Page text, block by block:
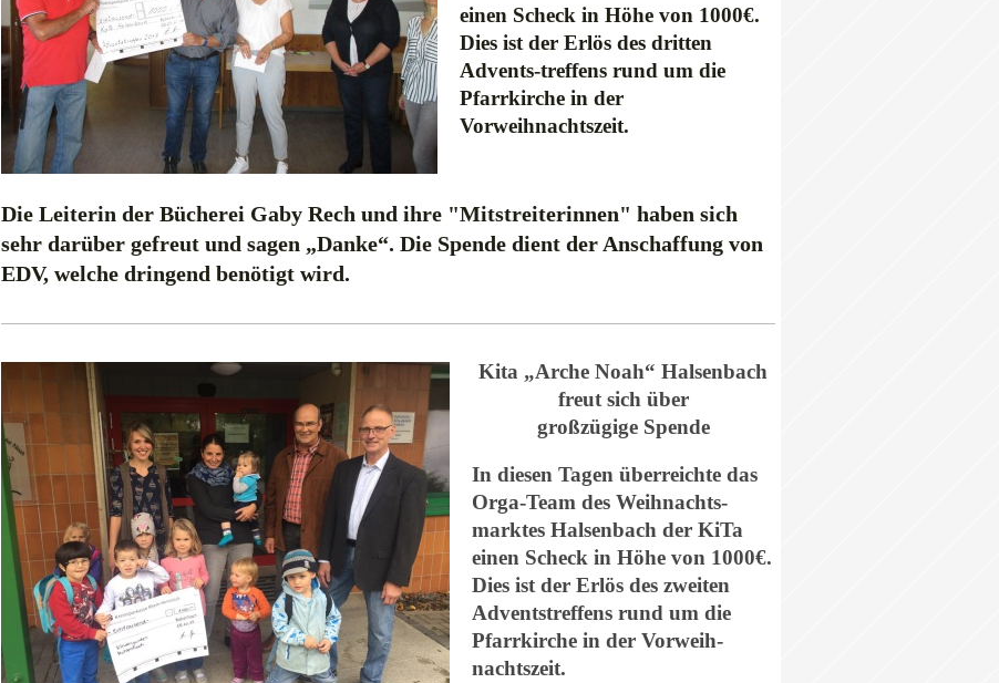
einen Scheck in Höhe von 1000€.
Dies ist der Erlös des dritten
Advents-treffens rund um die
Pfarrkirche in der
Vorweihnachtszeit.
Die Leiterin der Bücherei Gaby Rech und ihre "Mitstreiterinnen" haben sich
sehr darüber gefreut und sagen „Danke“. Die Spende dient der Anschaffung von
EDV, welche dringend benötigt wird.
Kita „Arche Noah“ Halsenbach
freut sich über
großzügige Spende
In diesen Tagen überreichte das
Orga-Team des Weihnachts-
marktes Halsenbach der KiTa
einen Scheck in Höhe von 1000€.
Dies ist der Erlös des zweiten
Adventstreffens rund um die
Pfarrkirche in der Vorweih-
nachtszeit.